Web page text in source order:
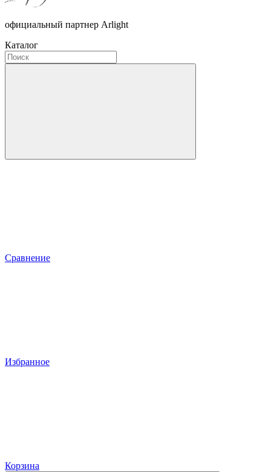
официальный партнер Arlight
Каталог
Сравнение
Избранное
Корзина